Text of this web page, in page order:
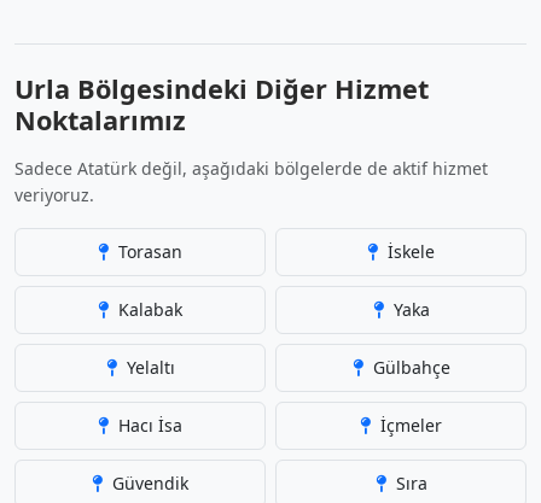
Urla Bölgesindeki Diğer Hizmet
Noktalarımız
Sadece Atatürk değil, aşağıdaki bölgelerde de aktif hizmet
veriyoruz.
Torasan İskele
Kalabak Yaka
Yelaltı Gülbahçe
Hacı İsa İçmeler
Güvendik Sıra